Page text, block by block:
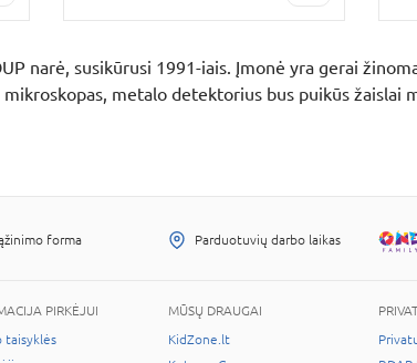
narė, susikūrusi 1991-iais. Įmonė yra gerai
metalo detektorius bus puikūs žaislai
forma Parduotuvių darbo laikas
PIRKĖJUI
taisyklės
MŪSŲ DRAUGAI
KidZone.lt